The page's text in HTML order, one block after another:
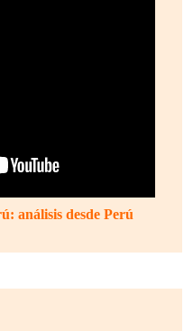
análisis desde Perú